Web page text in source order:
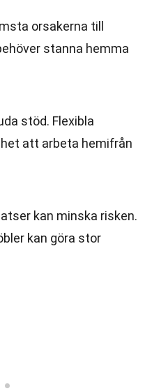
orsakerna till
stanna hemma
stöd. Flexibla
att arbeta hemifrån
kan minska risken.
kan göra stor